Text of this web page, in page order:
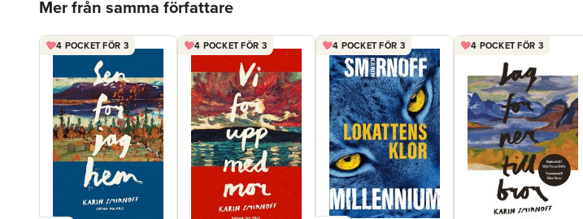
Mer från samma författare
4 POCKET FÖR 3 4 POCKET FÖR 3 4 POCKET FÖR 3 4 POCKET FÖR 3